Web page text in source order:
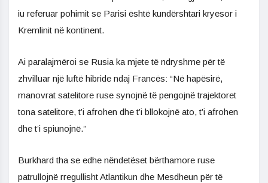
iu referuar pohimit se Parisi është kundërshtari kryesor i
Kremlinit në kontinent.
Ai paralajmëroi se Rusia ka mjete të ndryshme për të
zhvilluar një luftë hibride ndaj Francës: “Në hapësirë,
manovrat satelitore ruse synojnë të pengojnë trajektoret
tona satelitore, t’i afrohen dhe t’i bllokojnë ato, t’i afrohen
dhe t’i spiunojnë.”
Burkhard tha se edhe nëndetëset bërthamore ruse
patrullojnë rregullisht Atlantikun dhe Mesdheun për të